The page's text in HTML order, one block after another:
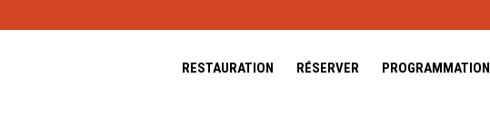
RESTAURATION RÉSERVER PROGRAMMATION